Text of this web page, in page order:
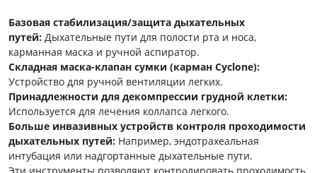
Базовая стабилизация/защита дыхательных
путей: Дыхательные пути для полости рта и носа,
карманная маска и ручной аспиратор.
Складная маска-клапан сумки (карман Cyclone):
Устройство для ручной вентиляции легких.
Принадлежности для декомпрессии грудной клетки:
Используется для лечения коллапса легкого.
Больше инвазивных устройств контроля проходимости
дыхательных путей: Например, эндотрахеальная
интубация или надгортанные дыхательные пути.
Эти инструменты позволяют контролировать проходимость